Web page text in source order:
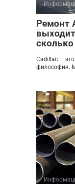
Ремонт
сколько
Cadillac —
философия.